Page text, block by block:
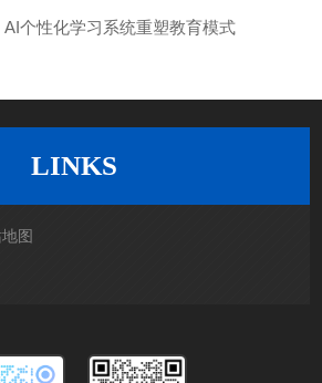
个性化学习系统重塑教育模式
LINKS
图